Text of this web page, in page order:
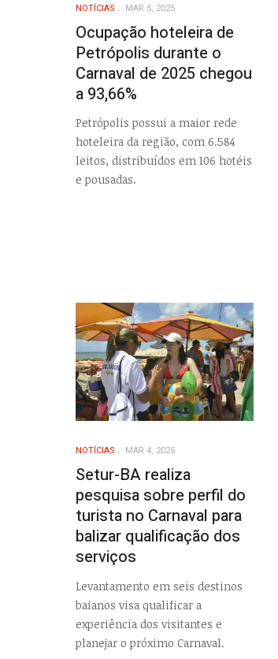
NOTÍCIAS MAR 5, 2025
Ocupação hoteleira de
Petrópolis durante o
Carnaval de 2025 chegou
a 93,66%
Petrópolis possui a maior rede
hoteleira da região, com 6.584
leitos, distribuídos em 106 hotéis
e pousadas.
NOTÍCIAS MAR 4, 2025
Setur-BA realiza
pesquisa sobre perfil do
turista no Carnaval para
balizar qualificação dos
serviços
Levantamento em seis destinos
baianos visa qualificar a
experiência dos visitantes e
planejar o próximo Carnaval.